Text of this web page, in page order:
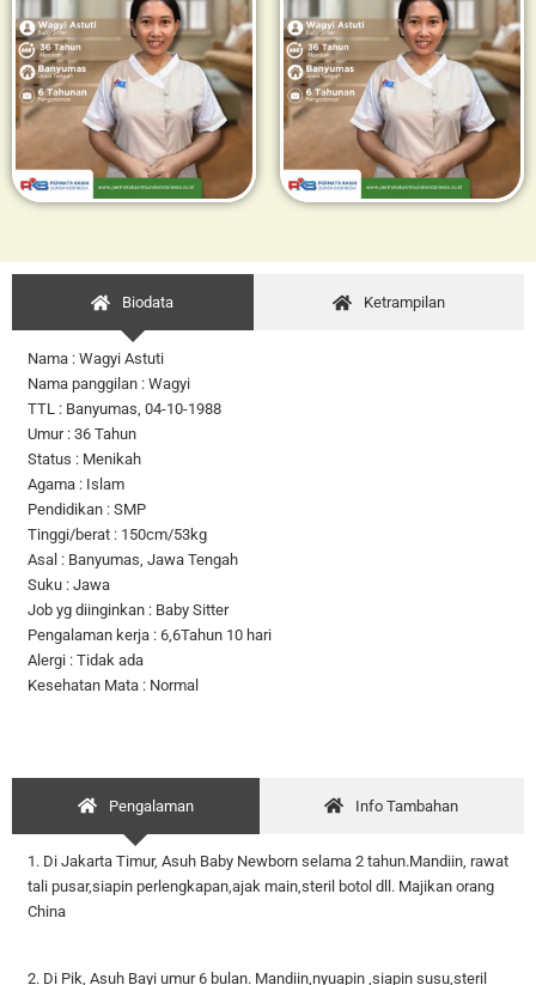
Biodata Ketrampilan
Nama : Wagyi Astuti
Nama panggilan : Wagyi
TTL : Banyumas, 04-10-1988
Umur : 36 Tahun
Status : Menikah
Agama : Islam
Pendidikan : SMP
Tinggi/berat : 150cm/53kg
Asal : Banyumas, Jawa Tengah
Suku : Jawa
Job yg diinginkan : Baby Sitter
Pengalaman kerja : 6,6Tahun 10 hari
Alergi : Tidak ada
Kesehatan Mata : Normal
Pengalaman Info Tambahan
1. Di Jakarta Timur, Asuh Baby Newborn selama 2 tahun.Mandiin, rawat
tali pusar,siapin perlengkapan,ajak main,steril botol dll. Majikan orang
China
2. Di Pik, Asuh Bayi umur 6 bulan. Mandiin,nyuapin ,siapin susu,steril